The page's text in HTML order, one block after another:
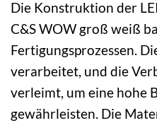
Die Konstruktion der
C&S WOW groß weiß
Fertigungsprozessen.
verarbeitet, und die
verleimt, um eine hohe
gewährleisten. Die